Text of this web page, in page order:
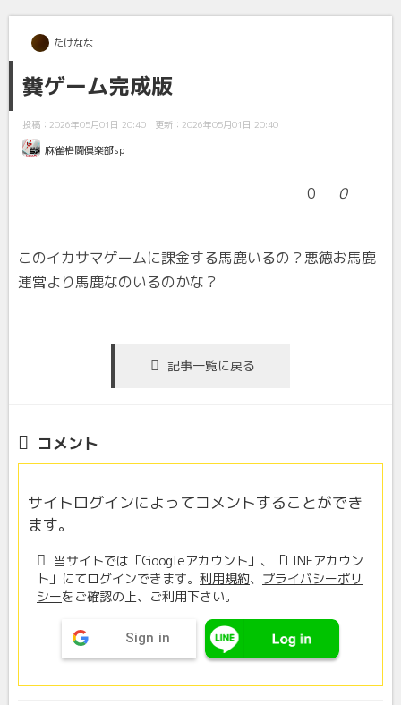
たけなな
糞ゲーム完成版
投稿：2026年05月01日 20:40 更新：2026年05月01日 20:40
麻雀格闘倶楽部sp
0 0
このイカサマゲームに課金する馬鹿いるの？悪徳お馬鹿
運営より馬鹿なのいるのかな？
記事一覧に戻る
コメント
サイトログインによってコメントすることができ
ます。
当サイトでは「Googleアカウント」、「LINEアカウン
ト」にてログインできます。 利用規約、 プライバシーポリ
シーをご確認の上、ご利用下さい。
Sign in